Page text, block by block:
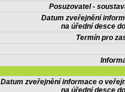
Posuzovatel -
Datum zveřejnění
na úřední desce
Termín pro
Datum zveřejnění informace o
na úřední desce